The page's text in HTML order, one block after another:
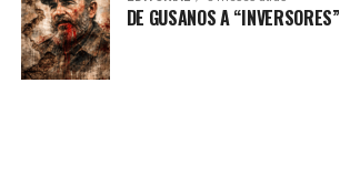
DE GUSANOS A “INVERSORES”